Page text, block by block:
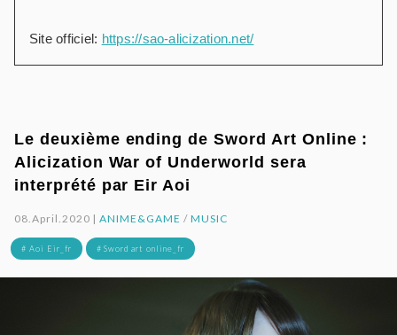
Site officiel: https://sao-alicization.net/
Le deuxième ending de Sword Art Online :
Alicization War of Underworld sera
interprété par Eir Aoi
08.April.2020 |ANIME&GAME / MUSIC
# Aoi Eir_fr # Sword art online_fr